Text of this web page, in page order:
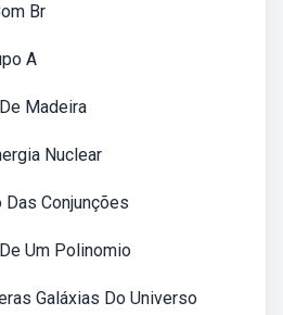
Br
A
Madeira
Nuclear
Conjunções
Um Polinomio
Galáxias Do Universo